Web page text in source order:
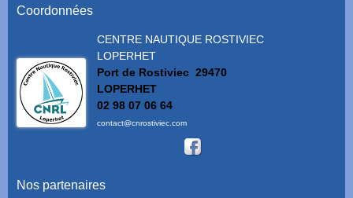
Coordonnées
CENTRE NAUTIQUE ROSTIVIEC
LOPERHET
Port de Rostiviec 29470
LOPERHET
02 98 07 06 64
contact@cnrostiviec.com
Nos partenaires